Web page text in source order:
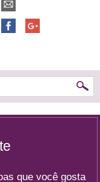
que você gosta